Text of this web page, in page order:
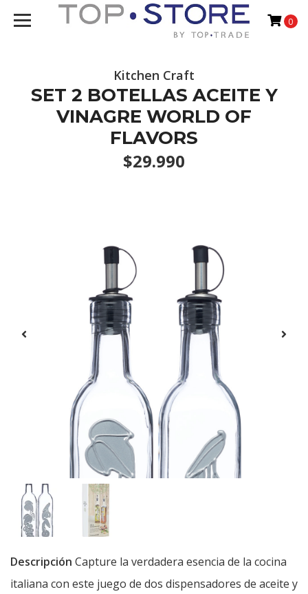
0
Kitchen Craft
SET 2 BOTELLAS ACEITE Y
VINAGRE WORLD OF
FLAVORS
$29.990
Descripción Capture la verdadera esencia de la cocina
italiana con este juego de dos dispensadores de aceite y